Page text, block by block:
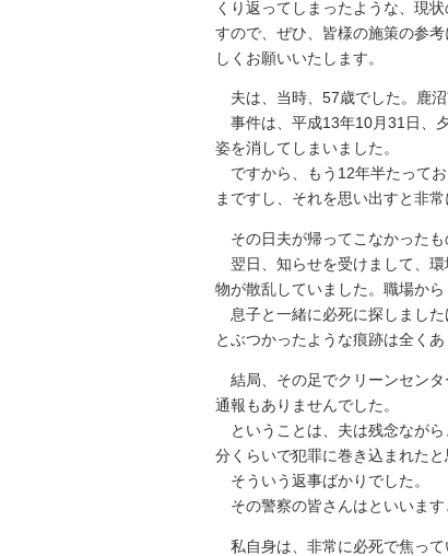
くり返ってしまったような、現
すので、ぜひ、皆様の施策の参
しくお願いいたします。
夫は、当時、57歳でした。鹿
事件は、平成13年10月31日、
姿を消してしまいました。
ですから、もう12年半たって
まですし、それを思い出すと非
その日夫が帰ってこなかった
翌日、知らせを受けまして、環
物が散乱していました。職場か
息子と一緒に必死に探しました
とぶつかったような痕跡は全くあ
結局、その足でクリーンセン
通報もありませんでした。
ということは、夫は残念ながら
分くらいで犯罪に巻き込まれたと
そういう返事ばかりでした。
その警察の皆さんはといいます
私自身は、非常に必死で焦っ